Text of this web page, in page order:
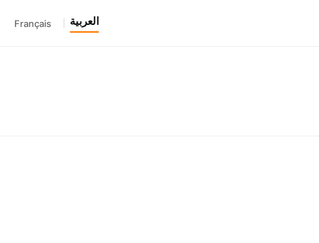
العربية Français